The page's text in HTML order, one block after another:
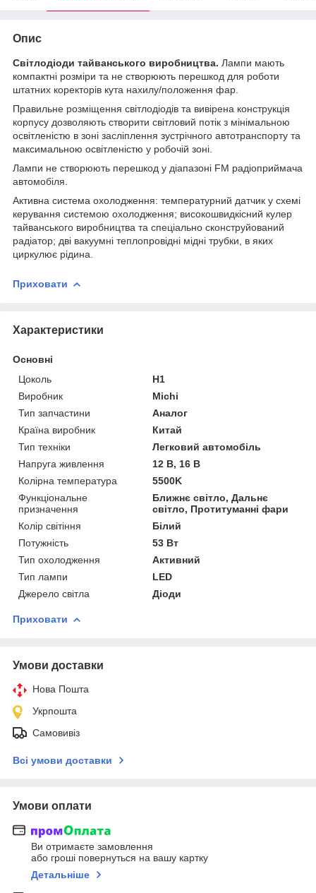
Опис
Світлодіоди тайванського виробництва. Лампи мають
компактні розміри та не створюють перешкод для роботи
штатних коректорів кута нахилу/положення фар.
Правильне розміщення світлодіодів та вивірена конструкція
корпусу дозволяють створити світловий потік з мінімальною
освітленістю в зоні засліплення зустрічного автотранспорту та
максимальною освітленістю у робочій зоні.
Лампи не створюють перешкод у діапазоні FM радіоприймача
автомобіля.
Активна система охолодження: температурний датчик у схемі
керування системою охолодження; високошвидкісний кулер
тайванського виробництва та спеціально сконструйований
радіатор; дві вакуумні теплопровідні мідні трубки, в яких
циркулює рідина.
Приховати
Характеристики
Основні
Цоколь
H1
Виробник
Michi
Тип запчастини
Аналог
Країна виробник
Китай
Тип техніки
Легковий автомобіль
Напруга живлення
12 В, 16 В
Колірна температура
5500K
Функціональне
призначення
Ближнє світло, Дальнє
світло, Протитуманні фари
Колір світіння
Білий
Потужність
53 Вт
Тип охолодження
Активний
Тип лампи
LED
Джерело світла
Діоди
Приховати
Умови доставки
Нова Пошта
Укрпошта
Самовивіз
Всі умови доставки
Умови оплати
Ви отримаєте замовлення
або гроші повернуться на вашу картку
Детальніше